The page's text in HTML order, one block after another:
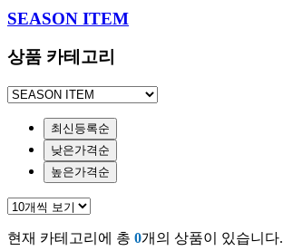
SEASON ITEM
상품 카테고리
최신등록순
낮은가격순
높은가격순
현재 카테고리에 총 0개의 상품이 있습니다.